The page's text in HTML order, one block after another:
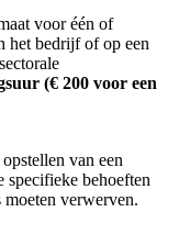
voor één of
het bedrijf of op een
(€ 200 voor een
van een
specifieke behoeften
verwerven.